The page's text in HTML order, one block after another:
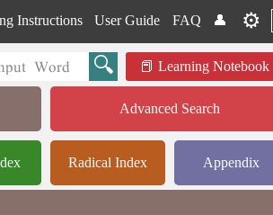
Instructions User Guide FAQ 👤 ⚙️
Learning Notebook
Advanced Search
Radical Index Appendix